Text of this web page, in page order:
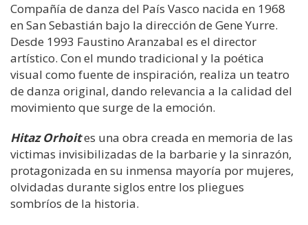
Compañía de danza del País Vasco nacida en 1968
en San Sebastián bajo la dirección de Gene Yurre.
Desde 1993 Faustino Aranzabal es el director
artístico. Con el mundo tradicional y la poética
visual como fuente de inspiración, realiza un teatro
de danza original, dando relevancia a la calidad del
movimiento que surge de la emoción.
Hitaz Orhoites una obra creada en memoria de las
victimas invisibilizadas de la barbarie y la sinrazón,
protagonizada en su inmensa mayoría por mujeres,
olvidadas durante siglos entre los pliegues
sombríos de la historia.